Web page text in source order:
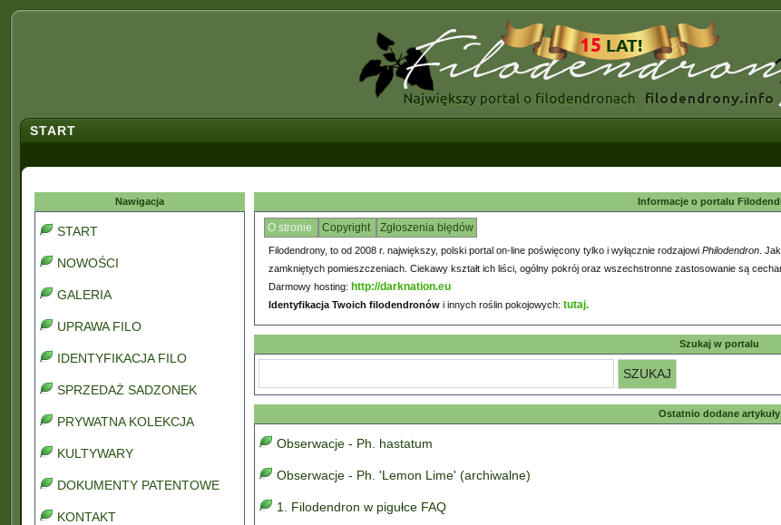
START
Nawigacja
START
NOWOŚCI
GALERIA
UPRAWA FILO
IDENTYFIKACJA FILO
SPRZEDAŻ SADZONEK
PRYWATNA KOLEKCJA
KULTYWARY
DOKUMENTY PATENTOWE
KONTAKT
Informacje o portalu
O stronie Copyright Zgłoszenia błędów
Filodendrony, to od 2008 r. największy, polski portal on-line poświęcony tylko i wyłącznie rodzajowi Philodendron .
zamkniętych pomieszczeniach. Ciekawy kształt ich liści, ogólny pokrój oraz wszechstronne zastosowanie są
Darmowy hosting: http://darknation.eu
Identyfikacja Twoich filodendronów i innych roślin pokojowych: tutaj.
Szukaj w portalu
Ostatnio dodane artykuły
Obserwacje - Ph. hastatum
Obserwacje - Ph. 'Lemon Lime' (archiwalne)
1. Filodendron w pigułce FAQ